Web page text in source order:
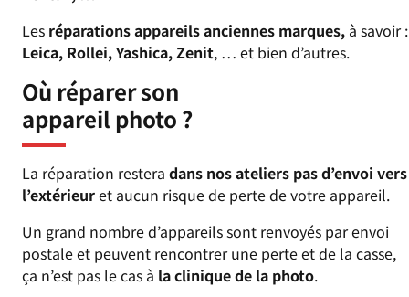
Les réparations appareils anciennes marques, à savoir :
Leica, Rollei, Yashica, Zenit, … et bien d’autres.
Où réparer son
appareil photo ?
La réparation restera dans nos ateliers pas d’envoi vers
l’extérieuret aucun risque de perte de votre appareil.
Un grand nombre d’appareils sont renvoyés par envoi
postale et peuvent rencontrer une perte et de la casse,
ça n’est pas le cas à la clinique de la photo.